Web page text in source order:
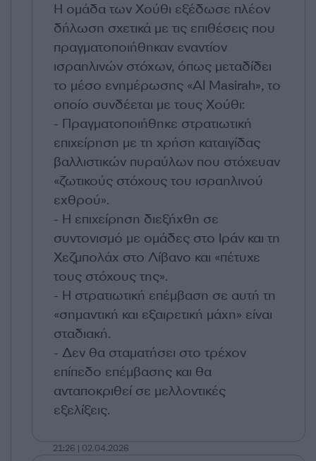
Η ομάδα των Χούθι εξέδωσε πλέον
δήλωση σχετικά με τις επιθέσεις που
πραγματοποιήθηκαν εναντίον
ισραηλινών στόχων, όπως μεταδίδει
το μέσο ενημέρωσης «Al Masirah», το
οποίο συνδέεται με τους Χούθι:
- Πραγματοποιήθηκε στρατιωτική
επιχείρηση με τη χρήση καταιγίδας
βαλλιστικών πυραύλων που στόχευαν
«ζωτικούς στόχους του ισραηλινού
εχθρού».
- Η επιχείρηση διεξήχθη σε
συντονισμό με ομάδες στο Ιράν και τη
Χεζμπολάχ στο Λίβανο και «πέτυχε
τους στόχους της».
- Η στρατιωτική επέμβαση σε αυτή τη
«σημαντική και εξαιρετική μάχη» είναι
σταδιακή.
- Δεν θα σταματήσει στο τρέχον
επίπεδο επέμβασης και θα
ανταποκριθεί σε μελλοντικές
εξελίξεις.
21:26 | 02.04.2026